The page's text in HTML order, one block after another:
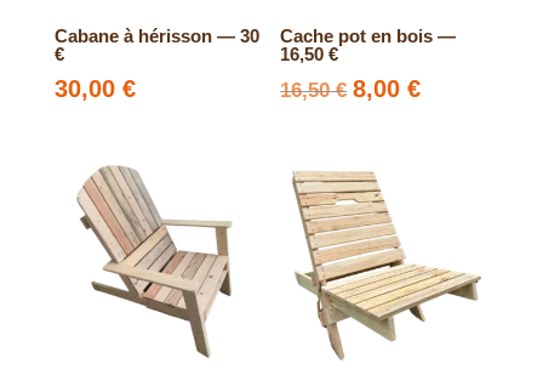
Cabane à hérisson — 30
€
30,00 €
Cache pot en bois —
16,50 €
16,50€ Le
était :
16,50 €.
8,00€Le